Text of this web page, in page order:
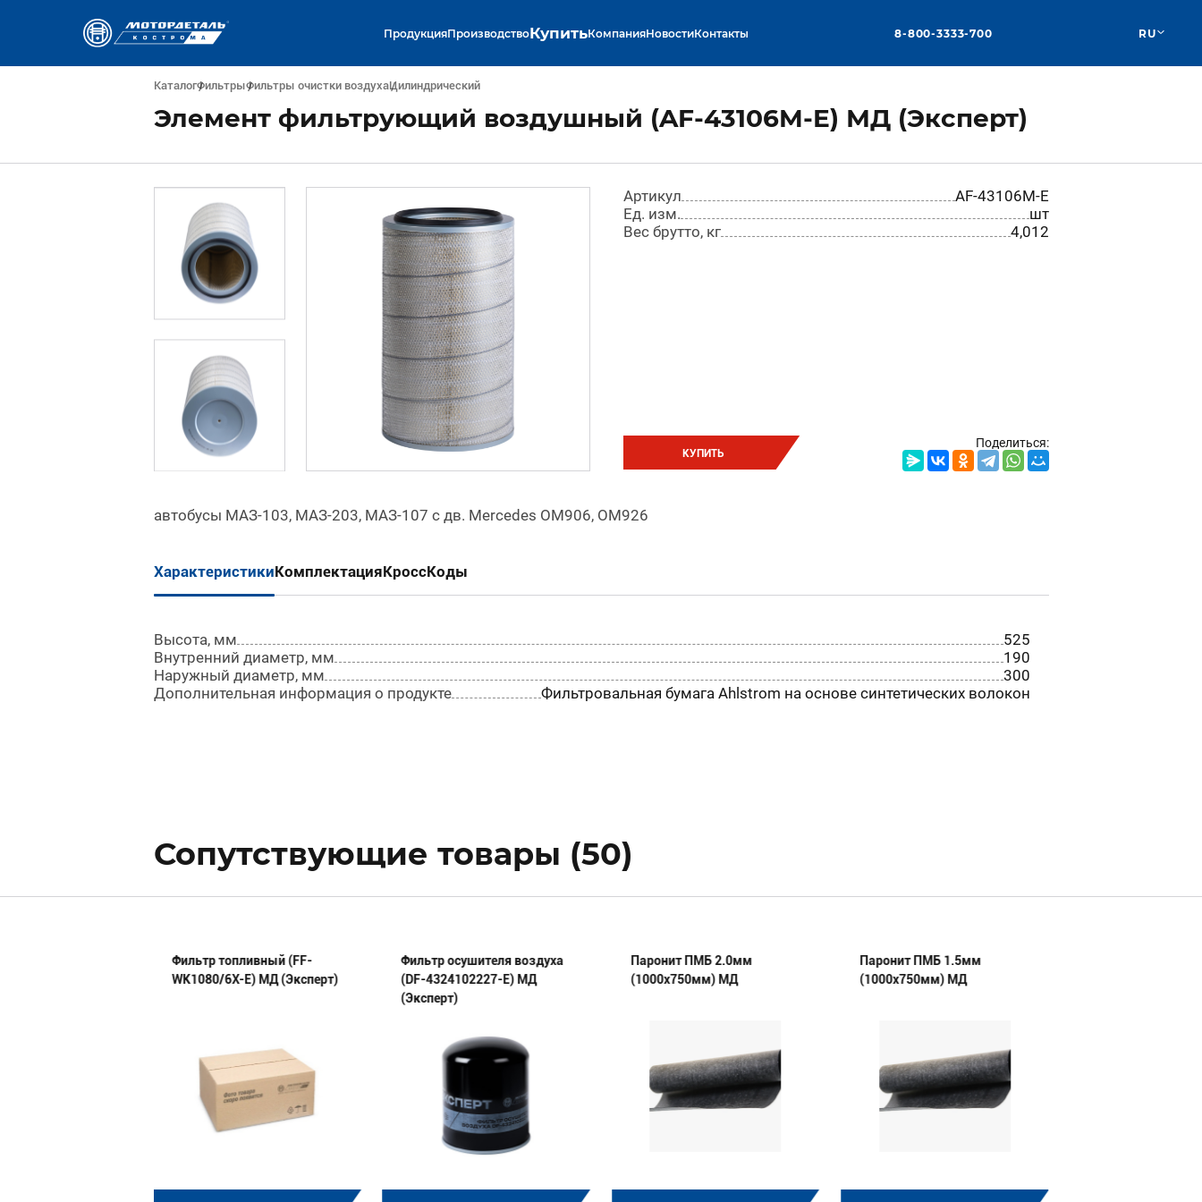
ПродукцияПроизводствоКупитьКомпанияНовостиКонтакты 8-800-3333-700 RU
КаталогФильтрыФильтры очистки воздухаЦилиндрический
Элемент фильтрующий воздушный (AF-43106M-E) МД (Эксперт)
Артикул
AF-43106M-E
Ед. изм.
шт
Вес брутто, кг
4,012
КУПИТЬ
Поделиться:
автобусы МАЗ-103, МАЗ-203, МАЗ-107 с дв. Mercedes OM906, OM926
ХарактеристикиКомплектацияКроссКоды
Высота, мм
525
Внутренний диаметр, мм
190
Наружный диаметр, мм
300
Дополнительная информация о продукте
Фильтровальная бумага Ahlstrom на основе синтетических волокон
Сопутствующие товары (50)
Фильтр топливный (FF-
WK1080/6X-E) МД (Эксперт)
Фильтр осушителя воздуха
(DF-4324102227-E) МД
(Эксперт)
Паронит ПМБ 2.0мм
(1000х750мм) МД
Паронит ПМБ 1.5мм
(1000х750мм) МД